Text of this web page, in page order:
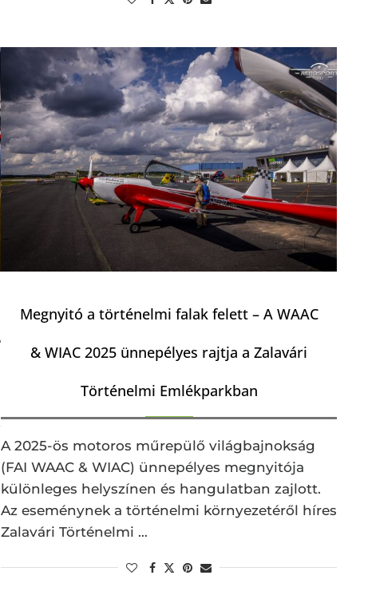
Megnyitó a történelmi falak felett – A WAAC
& WIAC 2025 ünnepélyes rajtja a Zalavári
Történelmi Emlékparkban
A 2025-ös motoros műrepülő világbajnokság
(FAI WAAC & WIAC) ünnepélyes megnyitója
különleges helyszínen és hangulatban zajlott.
Az eseménynek a történelmi környezetéről híres
Zalavári Történelmi …